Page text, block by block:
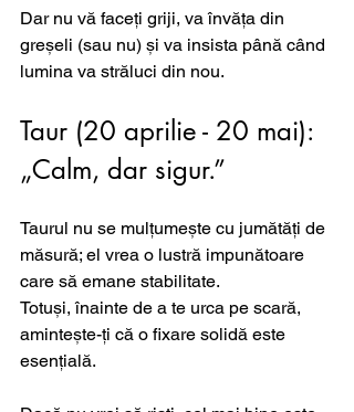
Dar nu vă faceți griji, va învăța din
greșeli (sau nu) și va insista până când
lumina va străluci din nou.
Taur (20 aprilie - 20 mai):
„Calm, dar sigur.”
Taurul nu se mulțumește cu jumătăți de
măsură; el vrea o lustră impunătoare
care să emane stabilitate.
Totuși, înainte de a te urca pe scară,
amintește-ți că o fixare solidă este
esențială.